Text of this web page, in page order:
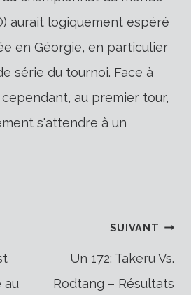
aurait logiquement espéré
en Géorgie, en particulier
série du tournoi. Face à
cependant, au premier tour,
s'attendre à un
au
SUIVANT
Un 172: Takeru Vs.
Rodtang – Résultats